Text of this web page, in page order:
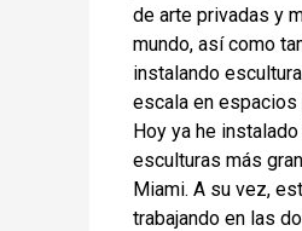
de arte privadas y
mundo, así como
instalando
escala en espacios
Hoy ya he
esculturas más
Miami. A su vez,
trabajando en las